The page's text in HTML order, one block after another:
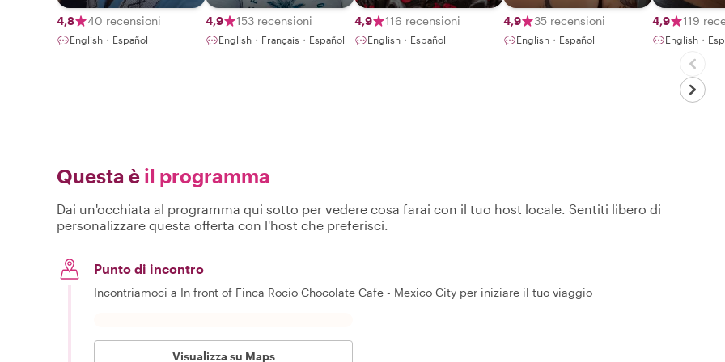
Locals
4,8
40 recensioni
English・Español
4,9 153 recensioni
English・Français・Español
Guide
4,9
116 recensioni
English・Español
4,9 35 recensioni
English・Español
4,9 119
English・
Questa è il programma
Dai un'occhiata al programma qui sotto per vedere cosa farai con il tuo host locale. Sentiti libero di
personalizzare questa offerta con l'host che preferisci.
Punto di incontro
Incontriamoci a In front of Finca Rocío Chocolate Cafe - Mexico City per iniziare il tuo viaggio
Visualizza su Maps